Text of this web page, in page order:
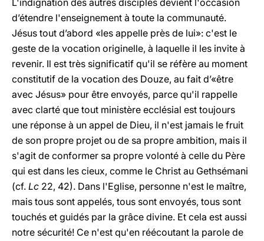
L'indignation des autres disciples devient l'occasion
d’étendre l'enseignement à toute la communauté.
Jésus tout d’abord «les appelle près de lui»: c'est le
geste de la vocation originelle, à laquelle il les invite à
revenir. Il est très significatif qu'il se réfère au moment
constitutif de la vocation des Douze, au fait d’«être
avec Jésus» pour être envoyés, parce qu'il rappelle
avec clarté que tout ministère ecclésial est toujours
une réponse à un appel de Dieu, il n'est jamais le fruit
de son propre projet ou de sa propre ambition, mais il
s'agit de conformer sa propre volonté à celle du Père
qui est dans les cieux, comme le Christ au Gethsémani
(cf. Lc 22, 42). Dans l'Eglise, personne n'est le maître,
mais tous sont appelés, tous sont envoyés, tous sont
touchés et guidés par la grâce divine. Et cela est aussi
notre sécurité! Ce n'est qu'en réécoutant la parole de